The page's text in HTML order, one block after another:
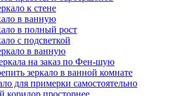
к стене
в ванную
в полный рост
с подсветкой
в ванную
на заказ по Фен-шую
зеркало в ванной комнате
для примерки самостоятельно
коридор просторнее